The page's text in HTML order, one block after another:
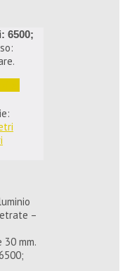
6500;
–
mm.